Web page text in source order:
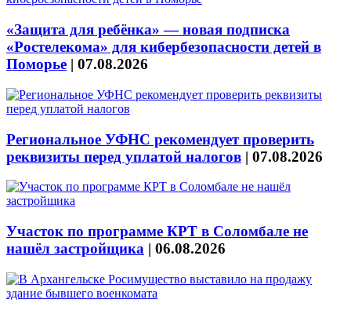
«Защита для ребёнка» — новая подписка
«Ростелекома» для кибербезопасности детей в
Поморье | 07.08.2026
Региональное УФНС рекомендует проверить
реквизиты перед уплатой налогов | 07.08.2026
Участок по программе КРТ в Соломбале не
нашёл застройщика | 06.08.2026